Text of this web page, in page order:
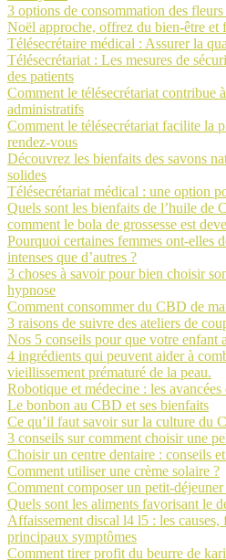
3 options de consommation des
Noël approche, offrez du bien-être et
Télésecrétaire médical : Assurer la
Télésecrétariat : Les mesures de
des patients
Comment le télésecrétariat contribue
administratifs
Comment le télésecrétariat facilite la
rendez-vous
Découvrez les bienfaits des savons
solides
Télésecrétariat médical : une option
Quels sont les bienfaits de l’huile de
comment le bola de grossesse est
Pourquoi certaines femmes ont-elles
intenses que d’autres ?
3 choses à savoir pour bien choisir
hypnose
Comment consommer du CBD de
3 raisons de suivre des ateliers de
Nos 5 conseils pour que votre enfant
4 ingrédients qui peuvent aider à
vieillissement prématuré de la peau.
Robotique et médecine : les avancées
Le bonbon au CBD et ses bienfaits
Ce qu’il faut savoir sur la culture du
3 conseils sur comment choisir une
Choisir un centre dentaire : conseils
Comment utiliser une crème solaire ?
Comment composer un petit-
Quels sont les aliments favorisant le
Affaissement discal l4 l5 : les causes,
principaux symptômes
Comment tirer profit du beurre de